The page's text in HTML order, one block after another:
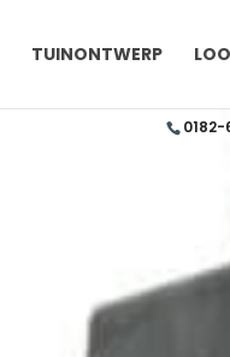
0182-
TUINONTWERP